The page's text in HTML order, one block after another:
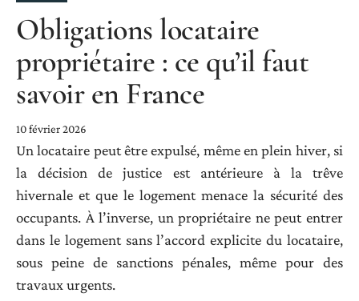
Obligations locataire
propriétaire : ce qu’il faut
savoir en France
10 février 2026
Un locataire peut être expulsé, même en plein hiver, si
la décision de justice est antérieure à la trêve
hivernale et que le logement menace la sécurité des
occupants. À l’inverse, un propriétaire ne peut entrer
dans le logement sans l’accord explicite du locataire,
sous peine de sanctions pénales, même pour des
travaux urgents.